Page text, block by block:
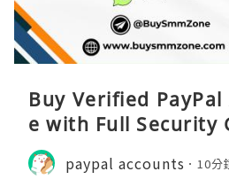
Buy Verified
e with Full Security
paypal accounts 10分